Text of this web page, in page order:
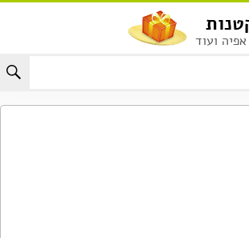
ועוד